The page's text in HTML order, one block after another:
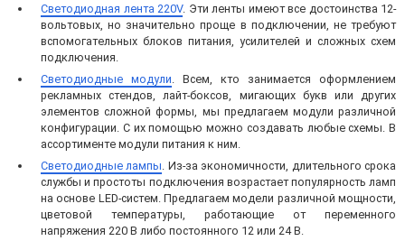
Светодиодная лента 220V. Эти ленты имеют все достоинства 12-
вольтовых, но значительно проще в подключении, не требуют
вспомогательных блоков питания, усилителей и сложных схем
подключения.
Светодиодные модули . Всем, кто занимается оформлением
рекламных стендов, лайт-боксов, мигающих букв или других
элементов сложной формы, мы предлагаем модули различной
конфигурации. С их помощью можно создавать любые схемы. В
ассортименте модули питания к ним.
Светодиодные лампы . Из-за экономичности, длительного срока
службы и простоты подключения возрастает популярность ламп
на основе LED-систем. Предлагаем модели различной мощности,
цветовой температуры, работающие от переменного
напряжения 220 В либо постоянного 12 или 24 В.